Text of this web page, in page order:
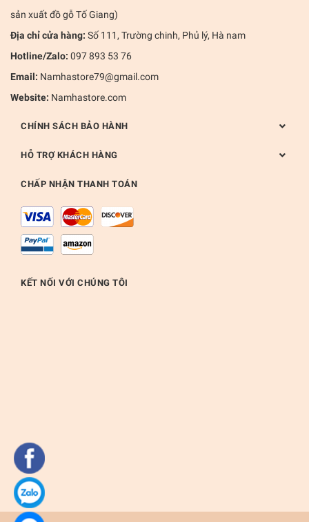
sản xuất đồ gỗ Tố Giang)
Địa chỉ cửa hàng: Số 111, Trường chinh, Phủ lý, Hà nam
Hotline/Zalo: 097 893 53 76
Email: Namhastore79@gmail.com
Website: Namhastore.com
CHÍNH SÁCH BẢO HÀNH
HỖ TRỢ KHÁCH HÀNG
CHẤP NHẬN THANH TOÁN
KẾT NỐI VỚI CHÚNG TÔI